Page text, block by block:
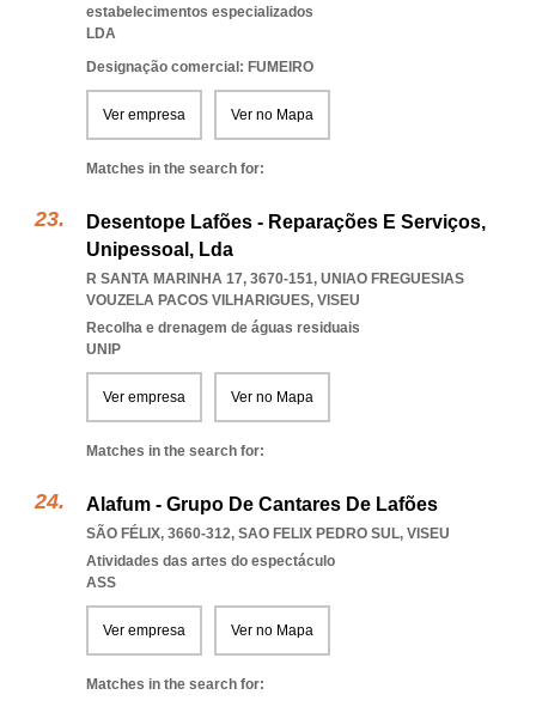
estabelecimentos especializados
LDA
Designação comercial: FUMEIRO
Ver empresa Ver no Mapa
Matches in the search for:
Desentope Lafões - Reparações E Serviços,
Unipessoal, Lda
R SANTA MARINHA 17, 3670-151, UNIAO FREGUESIAS
VOUZELA PACOS VILHARIGUES, VISEU
Recolha e drenagem de águas residuais
UNIP
Ver empresa Ver no Mapa
Matches in the search for:
Alafum - Grupo De Cantares De Lafões
SÃO FÉLIX, 3660-312, SAO FELIX PEDRO SUL, VISEU
Atividades das artes do espectáculo
ASS
Ver empresa Ver no Mapa
Matches in the search for: